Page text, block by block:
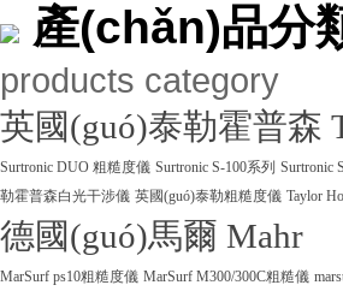
產(chǎn)品分
products category
英國(guó)泰勒霍普森
Surtronic DUO 粗糙度儀 Surtronic S-100系列 Surtronic
勒霍普森白光干涉儀 英國(guó)泰勒粗糙度儀 Taylor
德國(guó)馬爾 Mahr
MarSurf ps10粗糙度儀 MarSurf M300/300C粗糙儀